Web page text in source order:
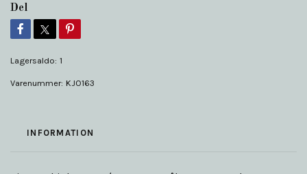
Del
Lagersaldo: 1
Varenummer: KJO163
INFORMATION